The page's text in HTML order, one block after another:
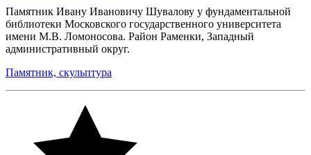
Памятник Ивану Ивановичу Шувалову у фундаментальной
библиотеки Московского государственного университета
имени М.В. Ломоносова. Район Раменки, Западный
административный округ.
Памятник, скульптура